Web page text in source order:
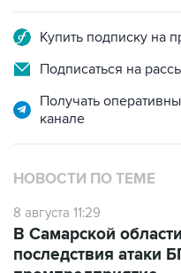
Купить подписку на
Подписаться на
Получать
канале
НОВОСТИ ПО ТЕМЕ
8 августа 11:29
В Самарской
последствия атаки